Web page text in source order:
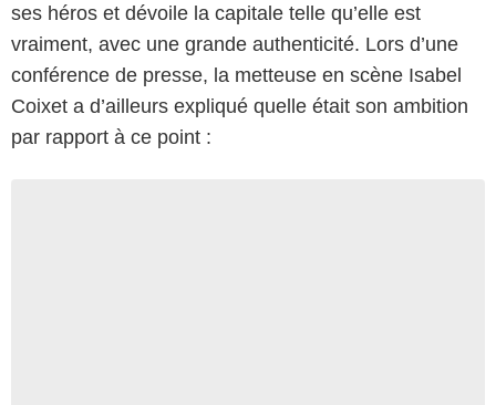
ses héros et dévoile la capitale telle qu’elle est
vraiment, avec une grande authenticité. Lors d’une
conférence de presse, la metteuse en scène Isabel
Coixet a d’ailleurs expliqué quelle était son ambition
par rapport à ce point :